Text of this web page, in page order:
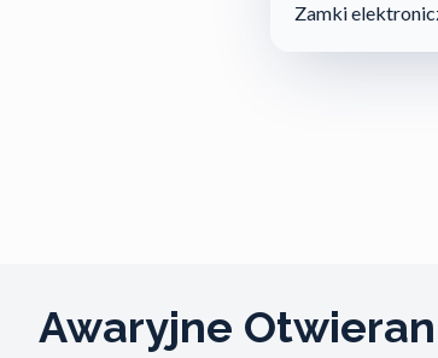
Zamki
Awaryjne